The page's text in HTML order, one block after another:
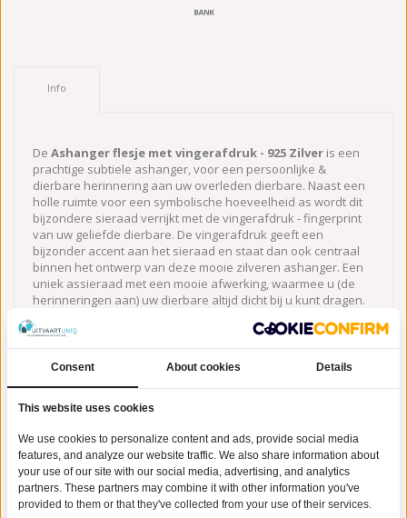
Info
De Ashanger flesje met vingerafdruk - 925 Zilver is een
prachtige subtiele ashanger, voor een persoonlijke &
dierbare herinnering aan uw overleden dierbare. Naast een
holle ruimte voor een symbolische hoeveelheid as wordt dit
bijzondere sieraad verrijkt met de vingerafdruk - fingerprint
van uw geliefde dierbare. De vingerafdruk geeft een
bijzonder accent aan het sieraad en staat dan ook centraal
binnen het ontwerp van deze mooie zilveren ashanger. Een
uniek assieraad met een mooie afwerking, waarmee u (de
herinneringen aan) uw dierbare altijd dicht bij u kunt dragen.
voor veel mensen een positieve uitwerking gedurende of na
het rouwproces.
online bestellen.
Nadat u de bestelling heeft geplaatst mag de vingerafdruk per
mail worden aangeleverd met daarbij het ordernummer van de
desbetreffende bestelling.
Consent About cookies Details
This website uses cookies
We use cookies to personalize content and ads, provide social media
features, and analyze our website traffic. We also share information about
your use of our site with our social media, advertising, and analytics
partners. These partners may combine it with other information you've
provided to them or that they've collected from your use of their services.